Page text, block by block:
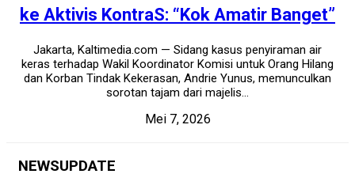
ke Aktivis KontraS: “Kok Amatir Banget”
Jakarta, Kaltimedia.com — Sidang kasus penyiraman air
keras terhadap Wakil Koordinator Komisi untuk Orang Hilang
dan Korban Tindak Kekerasan, Andrie Yunus, memunculkan
sorotan tajam dari majelis...
Mei 7, 2026
NEWSUPDATE